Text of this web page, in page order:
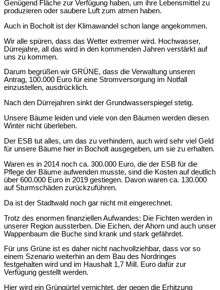
Genügend Fläche zur Verfügung haben, um ihre Lebensmittel zu
produzieren oder saubere Luft zum atmen haben.
Auch in Bocholt ist der Klimawandel schon lange angekommen.
Wir alle spüren, dass das Wetter extremer wird. Hochwasser,
Dürrejahre, all das wird in den kommenden Jahren verstärkt auf
uns zu kommen.
Darum begrüßen wir GRÜNE, dass die Verwaltung unseren
Antrag, 100.000 Euro für eine Stromversorgung im Notfall
einzustellen, ausdrücklich.
Nach den Dürrejahren sinkt der Grundwasserspiegel stetig.
Unsere Bäume leiden und viele von den Bäumen werden diesen
Winter nicht überleben.
Der ESB tut alles, um das zu verhindern, auch wird sehr viel Geld
für unsere Bäume hier in Bocholt ausgegeben, um sie zu erhalten.
Waren es in 2014 noch ca. 300.000 Euro, die der ESB für die
Pflege der Bäume aufwenden musste, sind die Kosten auf deutlich
über 600.000 Euro in 2019 gestiegen. Davon waren ca. 130.000
auf Sturmschäden zurückzuführen.
Da ist der Stadtwald noch gar nicht mit eingerechnet.
Trotz des enormen finanziellen Aufwandes: Die Fichten werden in
unserer Region aussterben. Die Eichen, der Ahorn und auch unser
Wappenbaum die Buche sind krank und stark gefährdet.
Für uns Grüne ist es daher nicht nachvollziehbar, dass vor so
einem Szenario weiterhin an dem Bau des Nordringes
festgehalten wird und im Haushalt 1,7 Mill. Euro dafür zur
Verfügung gestellt werden.
Hier wird ein Grüngürtel vernichtet, der gegen die Erhitzung